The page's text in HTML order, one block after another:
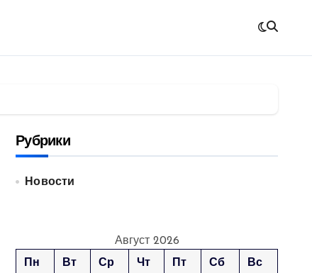
Рубрики
Новости
Август 2026
Пн
Вт Ср Чт Пт Сб Вс